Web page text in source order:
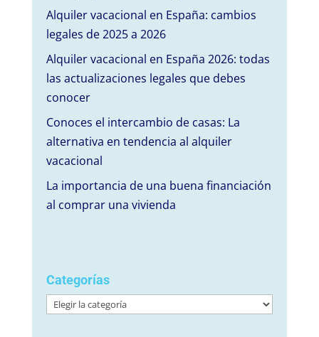
Alquiler vacacional en España: cambios
legales de 2025 a 2026
Alquiler vacacional en España 2026: todas
las actualizaciones legales que debes
conocer
Conoces el intercambio de casas: La
alternativa en tendencia al alquiler
vacacional
La importancia de una buena financiación
al comprar una vivienda
Categorías
Categorías